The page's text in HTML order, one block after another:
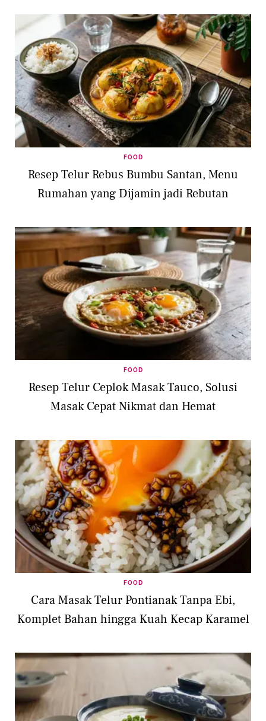
FOOD
Resep Telur Rebus Bumbu Santan, Menu
Rumahan yang Dijamin jadi Rebutan
FOOD
Resep Telur Ceplok Masak Tauco, Solusi
Masak Cepat Nikmat dan Hemat
FOOD
Cara Masak Telur Pontianak Tanpa Ebi,
Komplet Bahan hingga Kuah Kecap Karamel